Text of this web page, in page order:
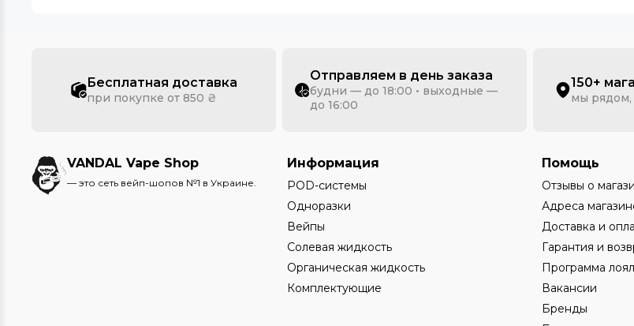
Бесплатная доставка
при покупке от 850 ₴
Отправляем в день заказа
будни — до 18:00 • выходные —
до 16:00
150+
мы рядом,
VANDAL Vape Shop
— это сеть вейп-шопов №1 в Украине.
Информация
POD-системы
Одноразки
Вейпы
Солевая жидкость
Органическая жидкость
Комплектующие
Помощь
Отзывы о
Адреса
Доставка и
Гарантия и
Программа
Вакансии
Бренды